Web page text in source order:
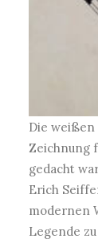
Die weißen
Zeichnung
gedacht
Erich
modernen
Legende